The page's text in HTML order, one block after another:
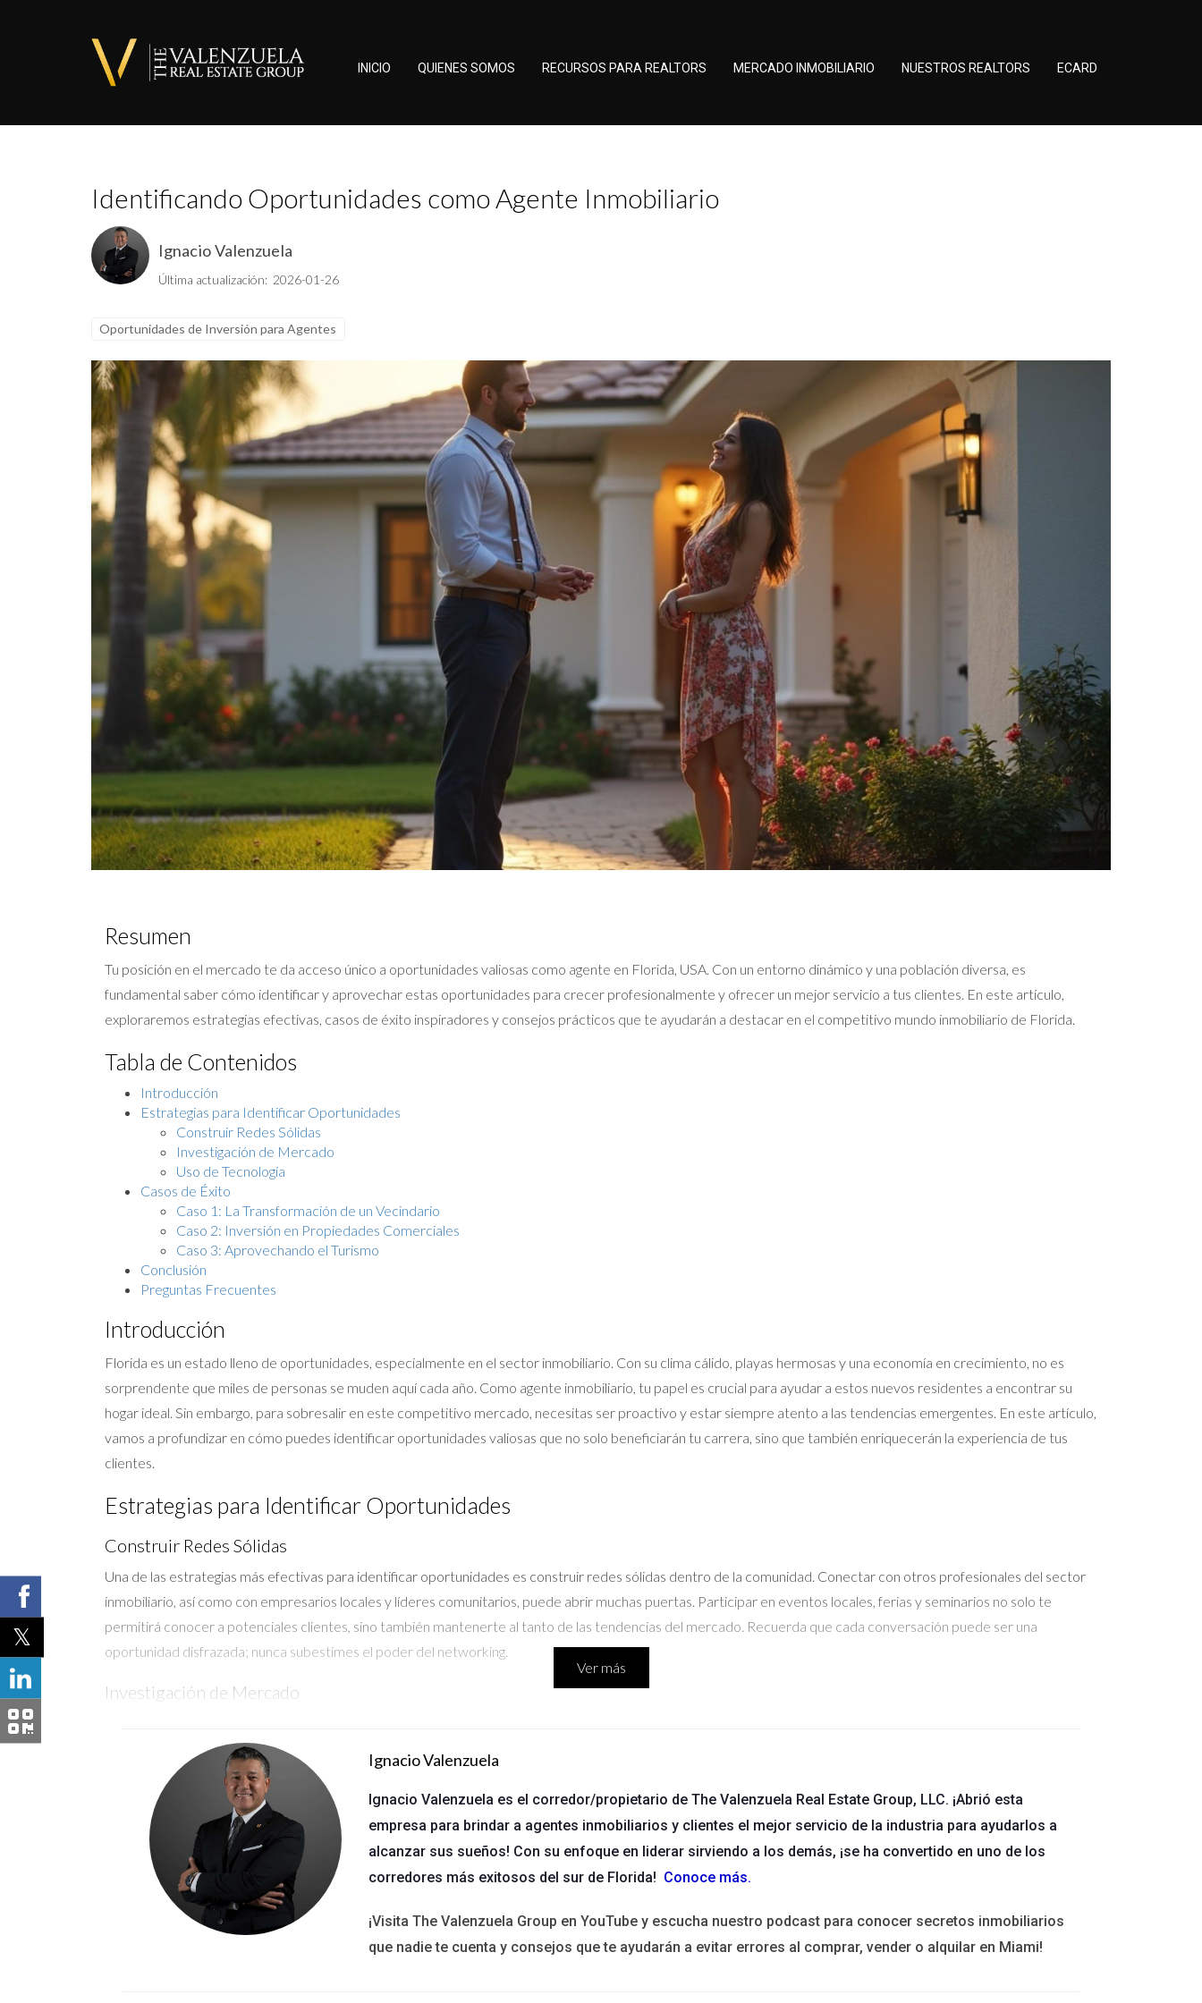
INICIO QUIENES SOMOS RECURSOS PARA REALTORS MERCADO INMOBILIARIO NUESTROS REALTORS ECARD
Identificando Oportunidades como Agente Inmobiliario
Ignacio Valenzuela
Última actualización: 2026-01-26
Oportunidades de Inversión para Agentes
Resumen
Tu posición en el mercado te da acceso único a oportunidades valiosas como agente en Florida, USA. Con un entorno dinámico y una población diversa, es
fundamental saber cómo identificar y aprovechar estas oportunidades para crecer profesionalmente y ofrecer un mejor servicio a tus clientes. En este artículo,
exploraremos estrategias efectivas, casos de éxito inspiradores y consejos prácticos que te ayudarán a destacar en el competitivo mundo inmobiliario de Florida.
Tabla de Contenidos
Introducción
Estrategias para Identificar Oportunidades
Construir Redes Sólidas
Investigación de Mercado
Uso de Tecnología
Casos de Éxito
Caso 1: La Transformación de un Vecindario
Caso 2: Inversión en Propiedades Comerciales
Caso 3: Aprovechando el Turismo
Conclusión
Preguntas Frecuentes
Introducción
Florida es un estado lleno de oportunidades, especialmente en el sector inmobiliario. Con su clima cálido, playas hermosas y una economía en crecimiento, no es
sorprendente que miles de personas se muden aquí cada año. Como agente inmobiliario, tu papel es crucial para ayudar a estos nuevos residentes a encontrar su
hogar ideal. Sin embargo, para sobresalir en este competitivo mercado, necesitas ser proactivo y estar siempre atento a las tendencias emergentes. En este artículo,
vamos a profundizar en cómo puedes identificar oportunidades valiosas que no solo beneficiarán tu carrera, sino que también enriquecerán la experiencia de tus
clientes.
Estrategias para Identificar Oportunidades
Construir Redes Sólidas
Una de las estrategias más efectivas para identificar oportunidades es construir redes sólidas dentro de la comunidad. Conectar con otros profesionales del sector
inmobiliario, así como con empresarios locales y líderes comunitarios, puede abrir muchas puertas. Participar en eventos locales, ferias y seminarios no solo te
permitirá conocer a potenciales clientes, sino también mantenerte al tanto de las tendencias del mercado. Recuerda que cada conversación puede ser una
oportunidad disfrazada; nunca subestimes el poder del networking.
Investigación de Mercado
demográficos y económicos. Herramientas como Zillow o Realtor.com pueden proporcionarte información valiosa sobre precios de propiedades y áreas
emergentes. Además, considera suscribirte a boletines informativos del sector o seguir blogs especializados. Esta información no solo te ayudará a tomar decisiones
informadas, sino que también te posicionará como un experto ante tus clientes.
Uso de Tecnología
En la era digital, la tecnología juega un papel fundamental en la identificación de oportunidades. Plataformas como Google Analytics pueden ayudarte a comprender
mejor el comportamiento del consumidor y las tendencias del mercado. Además, las redes sociales son herramientas poderosas para promocionar propiedades y
conectarte con posibles compradores. Utiliza Instagram o Facebook para mostrar tus listados y compartir contenido relevante sobre el mercado inmobiliario en
Florida. No olvides que una presencia online activa puede atraer a más clientes hacia ti.
Ver más
Ignacio Valenzuela
Ignacio Valenzuela es el corredor/propietario de The Valenzuela Real Estate Group, LLC. ¡Abrió esta
empresa para brindar a agentes inmobiliarios y clientes el mejor servicio de la industria para ayudarlos a
alcanzar sus sueños! Con su enfoque en liderar sirviendo a los demás, ¡se ha convertido en uno de los
corredores más exitosos del sur de Florida! Conoce más.
¡Visita The Valenzuela Group en YouTube y escucha nuestro podcast para conocer secretos inmobiliarios
que nadie te cuenta y consejos que te ayudarán a evitar errores al comprar, vender o alquilar en Miami!